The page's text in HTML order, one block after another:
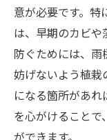
意が必要です。特
は、早期のカビ
防ぐためには、
妨げないよう植栽
になる箇所があ
を心がけること
ができます。